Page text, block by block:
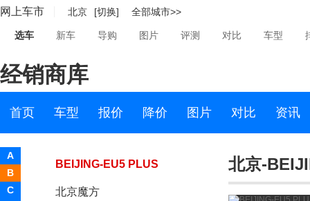
网上车市 北京 [切换] 全部城市>>
选车 新车 导购 图片 评测 对比 车型
经销商库
首页 车型 报价 降价 图片 对比 资讯
A
B
C
BEIJING-X5
RADIANCE
BEIJING-U5 PLUS
BEIJING-EU5 PLUS
北京魔方
北京-